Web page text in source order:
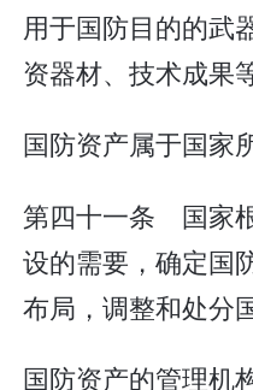
用于国防目的的武
资器材、技术成果
国防资产属于国家
第四十一条 国家
设的需要，确定国
布局，调整和处分
国防资产的管理机